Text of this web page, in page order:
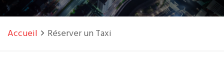
Accueil Réserver un Taxi